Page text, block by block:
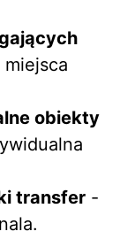
miejsca
obiekty
transfer -